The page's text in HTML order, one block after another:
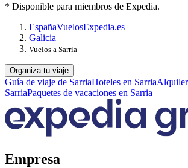
* Disponible para miembros de Expedia.
EspañaVuelosExpedia.es
Galicia
Vuelos a Sarria
Organiza tu viaje
Guía de viaje de SarriaHoteles en SarriaAlquiler
SarriaPaquetes de vacaciones en Sarria
Empresa